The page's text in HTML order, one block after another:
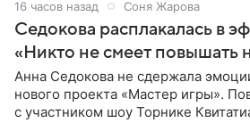
16 часов назад Соня Жарова
Седокова расплакалась в
«Никто не смеет повышать
Анна Седокова не сдержала
нового проекта «Мастер игры».
с участником шоу Торнике